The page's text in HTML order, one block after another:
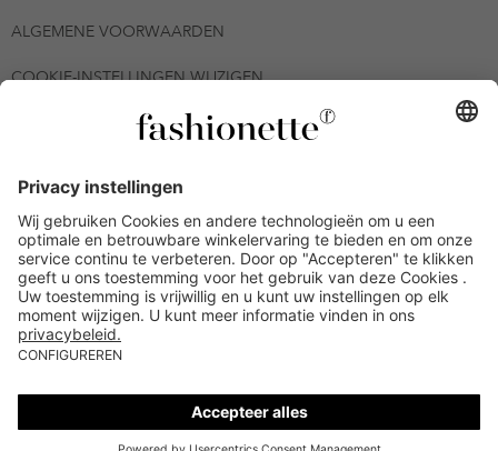
ALGEMENE VOORWAARDEN
COOKIE-INSTELLINGEN WIJZIGEN
© 2026 - fashionette Plattform GmbH
*De kortingsbon is tot en met 06-08-2026 meerdere keren
inwisselbaar op alle artikelen op de pagina
fashionette.nl/selected-styles. De voorwaarden zoals vastgelegd in
artikel 9 van de algemene voorwaarden zijn van toepassing.
Bepaalde merken en artikelen kunnen uitgesloten zijn.
Kredietwaardigheid nodig. Alle prijzen inclusief btw en zonder
verzendkosten. De personen die genoemd of gepresenteerd zijn,
hebben geen van de aangeboden producten op de site